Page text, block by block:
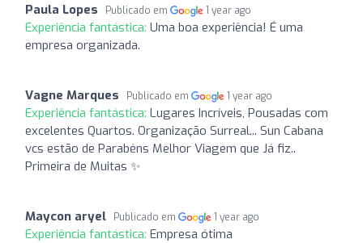
Paula Lopes Publicado em 1 year ago
Experiência fantástica: Uma boa experiência! É uma
empresa organizada.
Vagne Marques Publicado em 1 year ago
Experiência fantástica: Lugares Incríveis, Pousadas com
excelentes Quartos. Organização Surreal... Sun Cabana
vcs estão de Parabéns Melhor Viagem que Já fiz..
Primeira de Muitas ✨
Maycon aryel Publicado em 1 year ago
Experiência fantástica: Empresa ótima